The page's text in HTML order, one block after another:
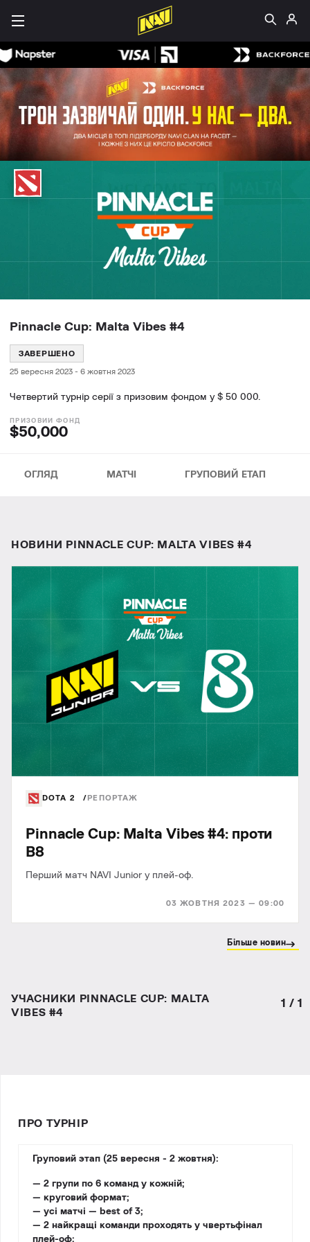
Pinnacle Cup: Malta Vibes #4
ЗАВЕРШЕНО
25 вересня 2023 - 6 жовтня 2023
Четвертий турнір серії з призовим фондом у $ 50 000.
$50,000
ОГЛЯД МАТЧІ ГРУПОВИЙ ЕТАП
НОВИНИ PINNACLE CUP: MALTA VIBES #4
DOTA 2 РЕПОРТАЖ
03 ЖОВТНЯ 2023 — 09:00
Pinnacle Cup: Malta Vibes #4: проти
B8
Перший матч NAVI Junior у плей-оф.
Більше новин
УЧАСНИКИ PINNACLE CUP: MALTA
VIBES #4
1 / 1
ПРО ТУРНІР
Груповий этап (25 вересня - 2 жовтня):
— 2 групи по 6 команд у кожній;
— круговий формат;
— усі матчі — best of 3;
— 2 найкращі команди проходять у чвертьфінал
плей-оф;